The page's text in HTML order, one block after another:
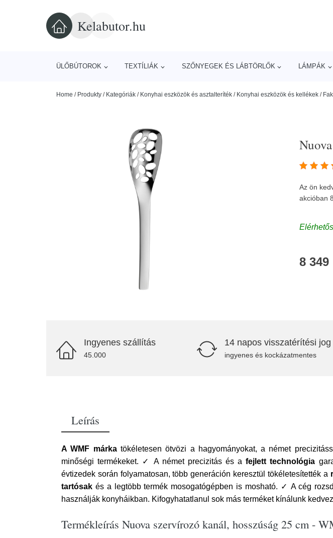
Kelabutor.hu
ÜLŐBÚTOROK TEXTÍLIÁK SZŐNYEGEK ÉS LÁBTÖRLŐK LÁMPÁK
Home / Produkty / Kategóriák / Konyhai eszközök és asztalteríték / Konyhai eszközök és kellékek /
Az ön
akcióban
8 349
Ingyenes szállítás
45.000
14 napos visszatérítési jog
ingyenes és kockázatmentes
Leírás
A WMF márkatökéletesen ötvözi a hagyományokat, a német
minőségi termékeket. ✓ A német precizitás és afejlett technológia
évtizedek során folyamatosan, több generáción keresztül tökéletesítették a
tartósak és a legtöbb termék mosogatógépben is mosható. ✓ A cég
használják konyháikban. Kifogyhatatlanul sok más terméket kínálunk
Termékleírás Nuova szervírozó kanál, hosszúság 25 cm -